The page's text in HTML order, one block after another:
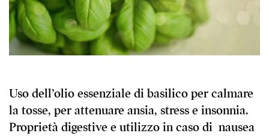
Uso dell’olio essenziale di basilico per calmare
la tosse, per attenuare ansia, stress e insonnia.
Proprietà digestive e utilizzo in caso di nausea